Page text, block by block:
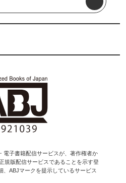
電子書籍配信サービスが、著作権者か
規版配信サービスであることを示す登
、ABJマークを提示しているサービス